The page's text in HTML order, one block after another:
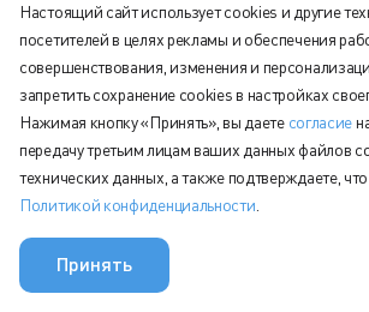
Администраторы могут
чаты или запускать массовую
хронологическом порядке через
бота. Добавить пользователей в
можно вручную или через Excel-
доступна технология адаптации
eXpress без полного переписывания
интеграции.
Настоящий сайт использует cookies и другие
посетителей в целях рекламы и обеспечения
совершенствования, изменения и
запретить сохранение cookies в настройках
Нажимая кнопку «Принять», вы даете согласие
передачу третьим лицам ваших данных файлов
технических данных, а также подтверждаете,
Политикой конфиденциальности
Принять